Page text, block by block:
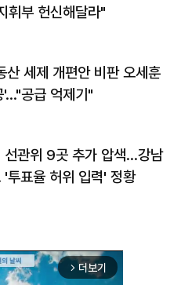
휘부 헌신해달라"
산 세제 개편안 비판 오세훈
'…"공급 억제기"
선관위 9곳 추가 압색…강남
'투표율 허위 입력' 정황
arrow_forward_ios 더보기